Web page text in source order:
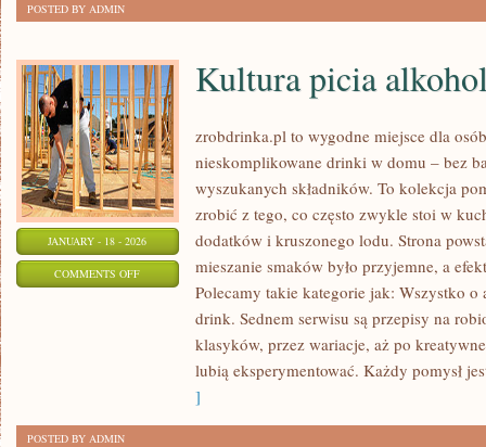
POSTED BY ADMIN
JANUARY - 18 - 2026
COMMENTS OFFON
ALKOHOLU
Kultura picia
zrobdrinka.pl to wygodne miejsce dla
nieskomplikowane drinki w domu – bez
wyszukanych składników. To kolekcja
zrobić z tego, co często zwykle stoi w
dodatków i kruszonego lodu. Strona
mieszanie smaków było przyjemne, a
Polecamy takie kategorie jak: Wszystko
drink. Sednem serwisu są przepisy na
klasyków, przez wariacje, aż po
lubią eksperymentować. Każdy pomysł
]
POSTED BY ADMIN